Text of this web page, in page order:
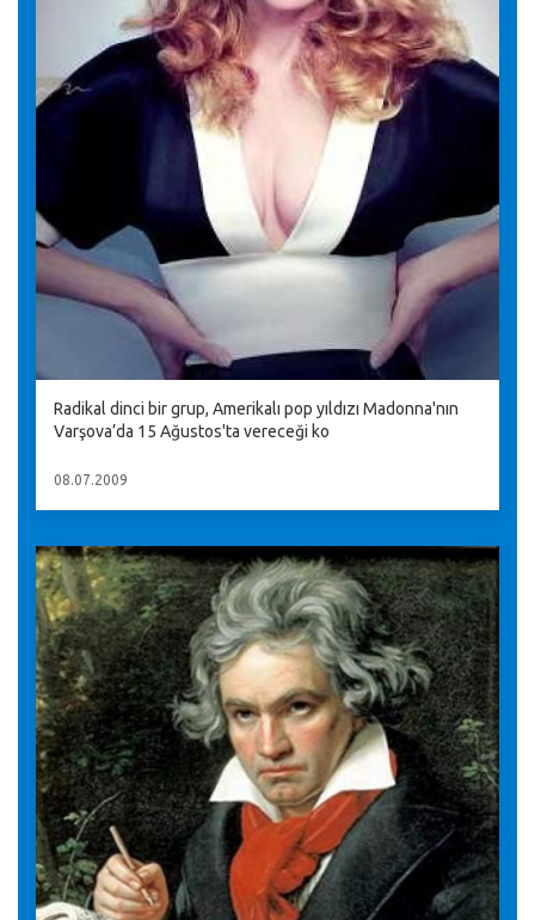
Radikal dinci bir grup, Amerikalı pop yıldızı Madonna'nın
Varşova’da 15 Ağustos'ta vereceği ko
08.07.2009